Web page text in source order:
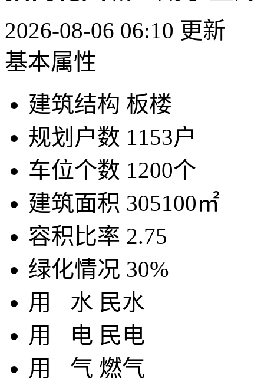
2026-08-06 06:10 更新
基本属性
建筑结构 板楼
规划户数 1153户
车位个数 1200个
建筑面积 305100㎡
容积比率 2.75
绿化情况 30%
用 水 民水
用
电 民电
用 气 燃气